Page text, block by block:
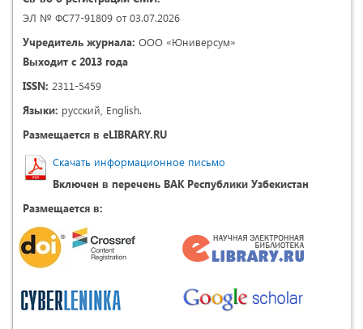
ЭЛ № ФС77-91809 от 03.07.2026
Учредитель журнала: ООО «Юниверсум»
Выходит с 2013 года
ISSN: 2311-5459
Языки: русский, English.
Размещается в eLIBRARY.RU
Скачать информационное письмо
Включен в перечень ВАК Республики Узбекистан
Размещается в: